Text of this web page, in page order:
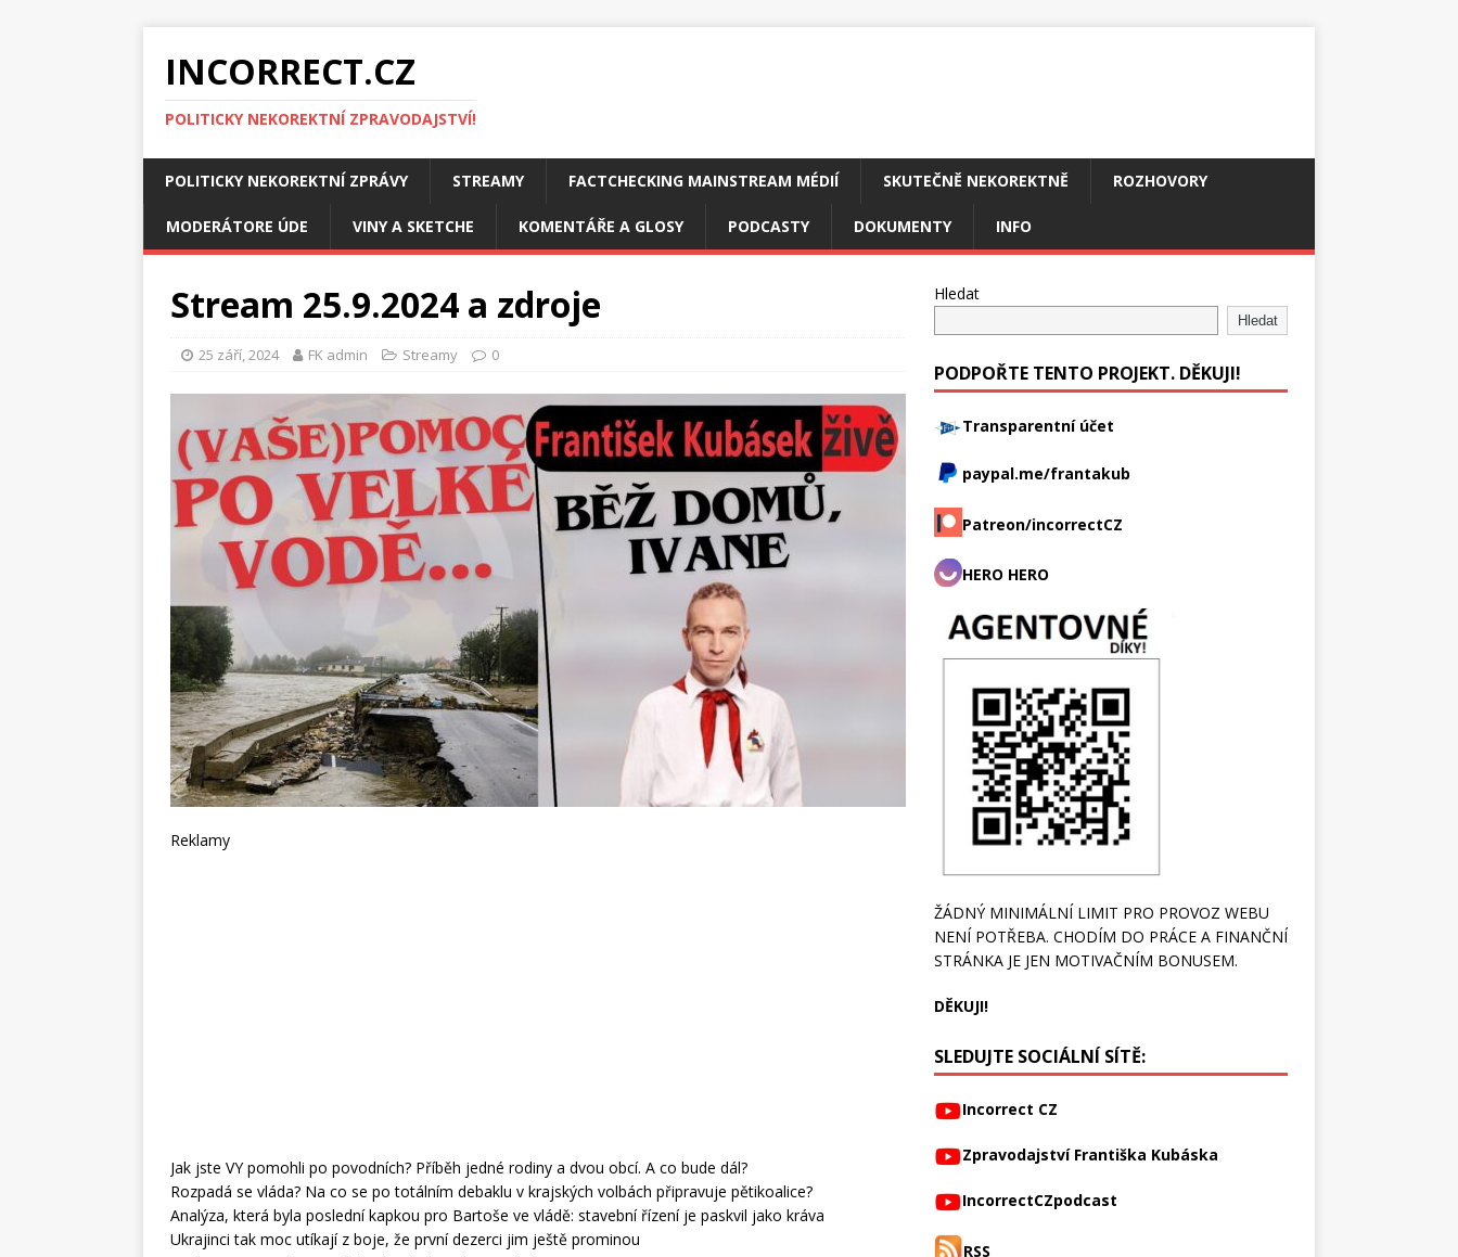
INCORRECT.CZ
POLITICKY NEKOREKTNÍ ZPRAVODAJSTVÍ!
POLITICKY NEKOREKTNÍ ZPRÁVY STREAMY FACTCHECKING MAINSTREAM MÉDIÍ SKUTEČNĚ NEKOREKTNĚ ROZHOVORY
MODERÁTORE ÚDE VINY A SKETCHE KOMENTÁŘE A GLOSY PODCASTY DOKUMENTY INFO
Stream 25.9.2024 a zdroje
25 září, 2024 FK admin Streamy 0
Reklamy
Jak jste VY pomohli po povodních? Příběh jedné rodiny a dvou obcí. A co bude dál?
Rozpadá se vláda? Na co se po totálním debaklu v krajských volbách připravuje pětikoalice?
Analýza, která byla poslední kapkou pro Bartoše ve vládě: stavební řízení je paskvil jako kráva
Ukrajinci tak moc utíkají z boje, že první dezerci jim ještě prominou
Hledat
Hledat
PODPOŘTE TENTO PROJEKT. DĚKUJI!
Transparentní účet
paypal.me/frantakub
Patreon/incorrectCZ
HERO HERO
ŽÁDNÝ MINIMÁLNÍ LIMIT PRO PROVOZ WEBU
NENÍ POTŘEBA. CHODÍM DO PRÁCE A FINANČNÍ
STRÁNKA JE JEN MOTIVAČNÍM BONUSEM.
DĚKUJI!
SLEDUJTE SOCIÁLNÍ SÍTĚ:
Incorrect CZ
Zpravodajství Františka Kubáska
IncorrectCZpodcast
RSS